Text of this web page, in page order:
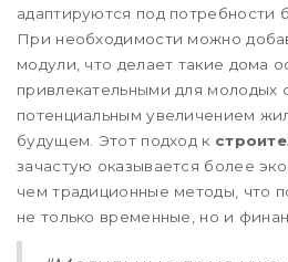
адаптируются под потребности
При необходимости можно
модули, что делает такие дома
привлекательными для молодых
потенциальным увеличением
будущем. Этот подход к
зачастую оказывается более
чем традиционные методы, что
не только временные, но и